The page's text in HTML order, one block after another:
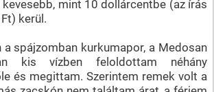
mint 10 dollárcentbe (az írás
kerül.
a spájzomban kurkumapor, a Medosan
kis vízben feloldottam néhány
és megittam. Szerintem remek volt a